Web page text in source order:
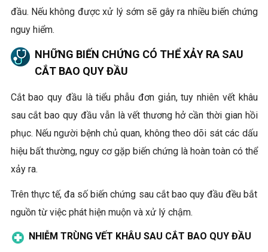
đầu. Nếu không được xử lý sớm sẽ gây ra nhiều biến chứng
nguy hiểm.
NHỮNG BIẾN CHỨNG CÓ THỂ XẢY RA SAU
CẮT BAO QUY ĐẦU
Cắt bao quy đầu là tiểu phẫu đơn giản, tuy nhiên vết khâu
sau cắt bao quy đầu vẫn là vết thương hở cần thời gian hồi
phục. Nếu người bệnh chủ quan, không theo dõi sát các dấu
hiệu bất thường, nguy cơ gặp biến chứng là hoàn toàn có thể
xảy ra.
Trên thực tế, đa số biến chứng sau cắt bao quy đầu đều bắt
nguồn từ việc phát hiện muộn và xử lý chậm.
NHIỄM TRÙNG VẾT KHÂU SAU CẮT BAO QUY ĐẦU